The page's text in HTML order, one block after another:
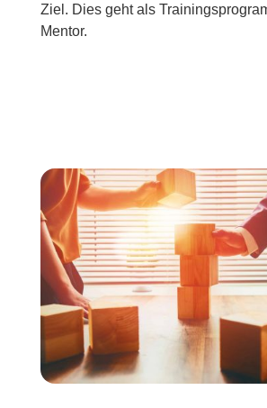
Ziel. Dies geht als
Mentor.